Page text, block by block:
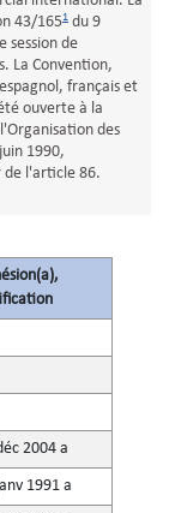
43/1651 du 9
session de
La Convention,
français et
ouverte à la
des
1990,
l'article 86.
2004 a
1991 a